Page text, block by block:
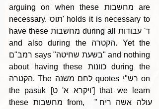
arguing on when these מחשבות are
necessary. תוס' holds it is necessary to
have these מחשבות during all ד' עבודות
and also during the הקטרה. Yet the
רמב"ם says "בשעת שחיטה" and nothing
about having these כוונות during the
הקטרה. The לחם משנה quotes רש"י on
the pasuk [ויקרא א' ט'] that we learn
these מחשבות from,  "עולה אשה ריח